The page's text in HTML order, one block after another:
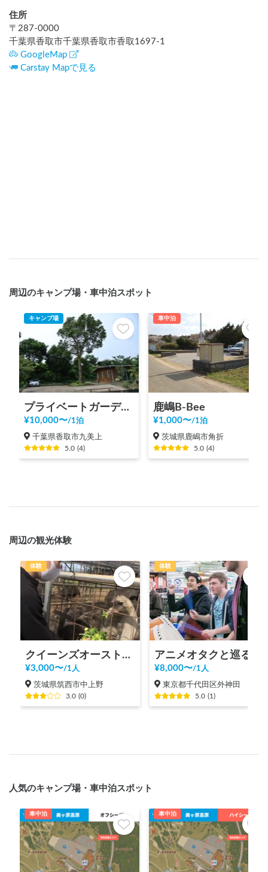
住所
〒 287-0000
千葉県香取市千葉県香取市香取1697-1
GoogleMap
Carstay Mapで見る
周辺のキャンプ場・車中泊スポット
キャンプ場
プライベートガーデン香取 ※現在は利用実績のあるお客様の御予約のみとさせていただいております。
¥10,000〜/1泊
千葉県香取市九美上
5.0 (4)
車中泊
鹿嶋B-Bee
¥1,000〜/1泊
茨城県鹿嶋市角折
5.0 (4)
周辺の観光体験
体験
クイーンズオーストリッチつくば
¥3,000〜/1人
茨城県筑西市中上野
3.0 (0)
体験
¥8,000〜/1人
東京都千代田区外神田
5.0 (1 )
人気のキャンプ場・車中泊スポット
車中泊 車中泊